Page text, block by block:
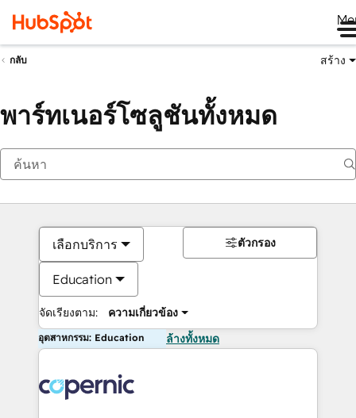
กลับ สร้าง
พาร์ทเนอร์โซลูชันทั้งหมด
เลือกบริการ
Education
จัดเรียงตาม: ความเกี่ยวข้อง
ตัวกรอง
อุตสาหกรรม: Education ล้างทั้งหมด